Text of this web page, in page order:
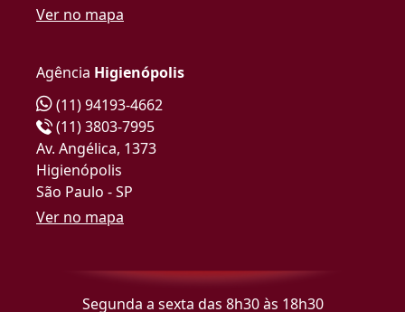
Ver no mapa
Agência Higienópolis
(11) 94193-4662
(11) 3803-7995
Av. Angélica, 1373
Higienópolis
São Paulo - SP
Ver no mapa
Segunda a sexta das 8h30 às 18h30